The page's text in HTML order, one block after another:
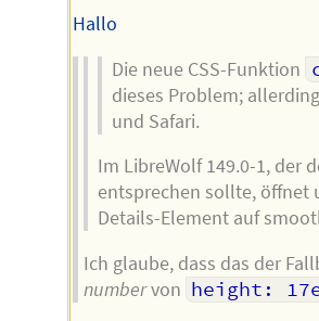
Hallo
Die neue CSS-Funktion
dieses Problem;
und Safari.
Im LibreWolf 149.0-1, der
entsprechen sollte, öffnet
Details-Element auf
Ich glaube, dass das der
numbervon height: